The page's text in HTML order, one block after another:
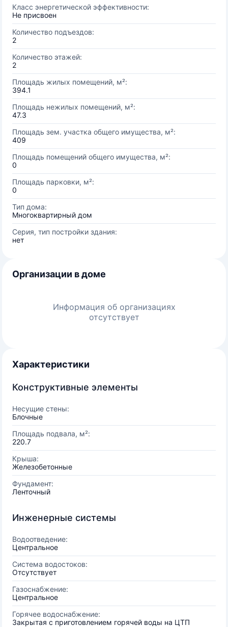
Класс энергетической эффективности:
Не присвоен
Количество подъездов:
2
Количество этажей:
2
Площадь жилых помещений, м²:
394.1
Площадь нежилых помещений, м²:
47.3
Площадь зем. участка общего имущества, м²:
409
Площадь помещений общего имущества, м²:
0
Площадь парковки, м²:
0
Тип дома:
Многоквартирный дом
Серия, тип постройки здания:
нет
Организации в доме
Информация об организациях
отсутствует
Характеристики
Конструктивные элементы
Несущие стены:
Блочные
Площадь подвала, м²:
220.7
Крыша:
Железобетонные
Фундамент:
Ленточный
Инженерные системы
Водоотведение:
Центральное
Система водостоков:
Отсутствует
Газоснабжение:
Центральное
Горячее водоснабжение:
Закрытая с приготовлением горячей воды на ЦТП